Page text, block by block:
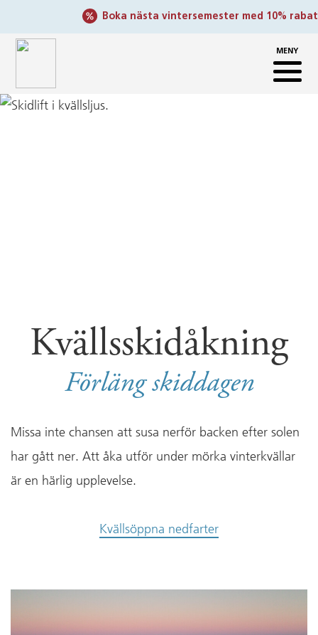
Boka nästa vintersemester med 10% rabatt -
MENY
Kvällsskidåkning
Förläng skiddagen
Missa inte chansen att susa nerför backen efter solen
har gått ner. Att åka utför under mörka vinterkvällar
är en härlig upplevelse.
Kvällsöppna nedfarter